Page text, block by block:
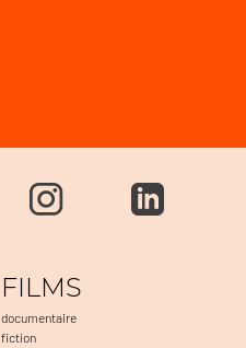
FILMS
documentaire
fiction